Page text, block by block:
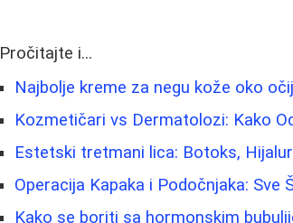
Pročitajte i...
Najbolje kreme za negu kože oko
Kozmetičari vs Dermatolozi: Kako
Estetski tretmani lica: Botoks,
Operacija Kapaka i Podočnjaka: Sve
Kako se boriti sa hormonskim